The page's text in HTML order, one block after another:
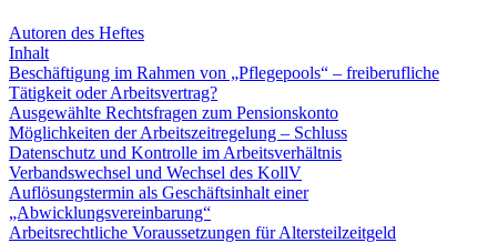
Autoren des Heftes
Inhalt
Beschäftigung im Rahmen von „Pflegepools“ – freiberufliche
Tätigkeit oder Arbeitsvertrag?
Ausgewählte Rechtsfragen zum Pensionskonto
Möglichkeiten der Arbeitszeitregelung – Schluss
Datenschutz und Kontrolle im Arbeitsverhältnis
Verbandswechsel und Wechsel des KollV
Auflösungstermin als Geschäftsinhalt einer
„Abwicklungsvereinbarung“
Arbeitsrechtliche Voraussetzungen für Altersteilzeitgeld